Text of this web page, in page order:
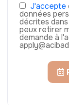
J'accepte
données
décrites
peux retirer
demande à